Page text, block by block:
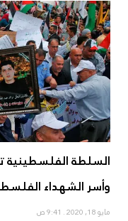
السلطة الفلسطينية
وأسر الشهداء
مايو 18, 2020